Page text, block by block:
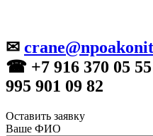
✉
☎ +7 916 370 05 55
995 901 09 82
Оставить заявку
Ваше ФИО